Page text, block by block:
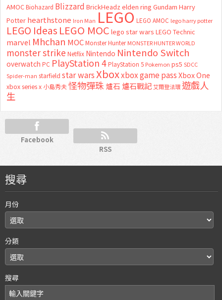
AMOC Biohazard Blizzard BrickHeadz elden ring Gundam Harry
Potter hearthstone Iron Man LEGO LEGO AMOC lego harry potter
LEGO Ideas LEGO MOC lego star wars LEGO Technic
marvel Mhchan MOC Monster Hunter MONSTER HUNTER WORLD
monster strike Netflix Nintendo Nintendo Switch
overwatch PC PlayStation 4 PlayStation 5 Pokemon ps5 SDCC
Spider-man starfield star warsXboxxbox game passXbox One
xbox series x 小島秀夫怪物彈珠 爐石 爐石戰記艾爾登法環 遊戲人
生
Facebook
RSS
搜尋
月份
分類
搜尋